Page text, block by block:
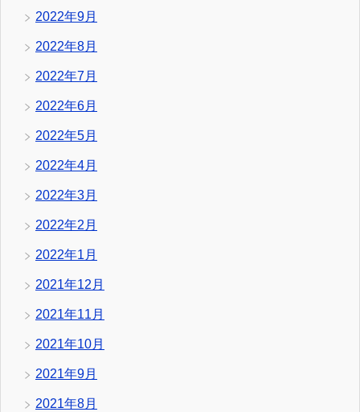
2022年9月
2022年8月
2022年7月
2022年6月
2022年5月
2022年4月
2022年3月
2022年2月
2022年1月
2021年12月
2021年11月
2021年10月
2021年9月
2021年8月